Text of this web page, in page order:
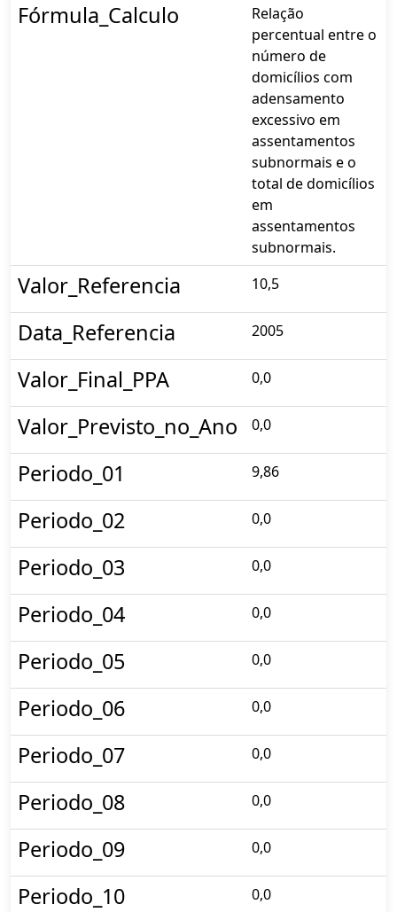
Fórmula_Calculo
Relação
percentual entre o
número de
domicílios com
adensamento
excessivo em
assentamentos
subnormais e o
total de domicílios
em
assentamentos
subnormais.
Valor_Referencia 10,5
Data_Referencia 2005
Valor_Final_PPA 0,0
Valor_Previsto_no_Ano 0,0
Periodo_01 9,86
Periodo_02 0,0
Periodo_03 0,0
Periodo_04 0,0
Periodo_05 0,0
Periodo_06 0,0
Periodo_07 0,0
Periodo_08 0,0
Periodo_09 0,0
Periodo_10 0,0